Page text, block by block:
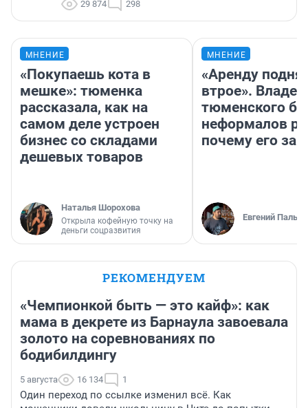
29 874 298
МНЕНИЕ
«Покупаешь кота в
мешке»: тюменка
рассказала, как на
самом деле устроен
бизнес со складами
дешевых товаров
Наталья Шорохова
Открыла кофейную точку на
деньги соцразвития
МНЕНИЕ
«Аренду
втрое».
тюменского
неформалов
почему его
Евгений
РЕКОМЕНДУЕМ
«Чемпионкой быть — это кайф»: как
мама в декрете из Барнаула завоевала
золото на соревнованиях по
бодибилдингу
5 августа 16 134 1
Один переход по ссылке изменил всё. Как